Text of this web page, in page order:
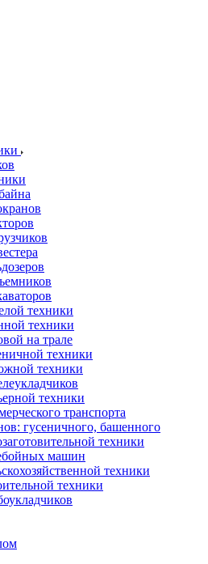
техники
техники
на трале
техники
техники
техники
транспорта
гусеничного, башенного
техники
машин
техники
техники